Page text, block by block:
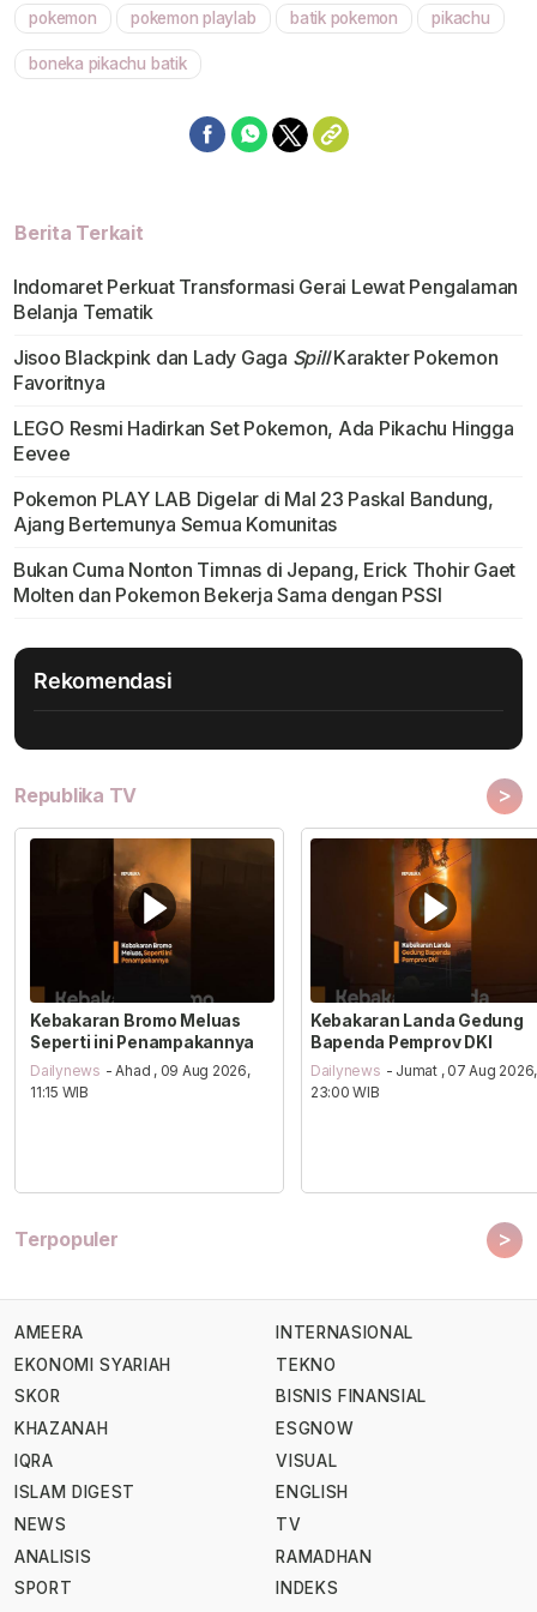
Mute
pokemon pokemon playlab batik pokemon pikachu
boneka pikachu batik
Berita Terkait
Indomaret Perkuat Transformasi Gerai Lewat Pengalaman
Belanja Tematik
Jisoo Blackpink dan Lady Gaga SpillKarakter Pokemon
Favoritnya
LEGO Resmi Hadirkan Set Pokemon, Ada Pikachu Hingga
Eevee
Pokemon PLAY LAB Digelar di Mal 23 Paskal Bandung,
Ajang Bertemunya Semua Komunitas
Bukan Cuma Nonton Timnas di Jepang, Erick Thohir Gaet
Molten dan Pokemon Bekerja Sama dengan PSSI
Rekomendasi
Republika TV >
Kebakaran Bromo Meluas
Seperti ini Penampakannya
Dailynews - Ahad , 09 Aug 2026,
11:15 WIB
Kebakaran Landa Gedung
Bapenda Pemprov DKI
Dailynews - Jumat , 07 Aug 2026,
23:00 WIB
Terpopuler >
AMEERA
EKONOMI SYARIAH
SKOR
KHAZANAH
IQRA
ISLAM DIGEST
NEWS
ANALISIS
SPORT
INTERNASIONAL
TEKNO
BISNIS FINANSIAL
ESGNOW
VISUAL
ENGLISH
TV
RAMADHAN
INDEKS